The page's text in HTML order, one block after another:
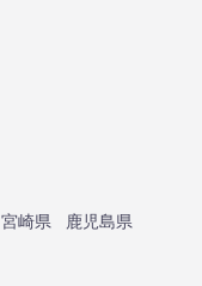
宮崎県
鹿児島県